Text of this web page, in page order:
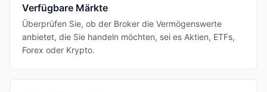
Verfügbare Märkte
Überprüfen Sie, ob der Broker die Vermögenswerte
anbietet, die Sie handeln möchten, sei es Aktien, ETFs,
Forex oder Krypto.